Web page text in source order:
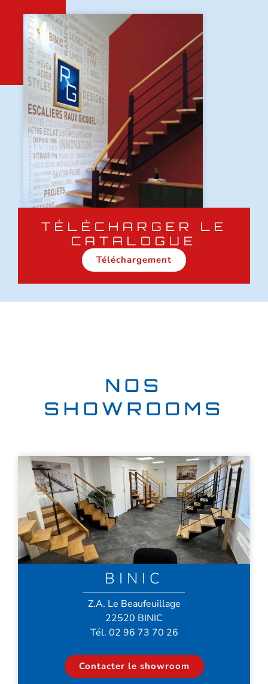
TÉLÉCHARGER LE
CATALOGUE
Téléchargement
NOS
SHOWROOMS
BINIC
Z.A. Le Beaufeuillage
22520 BINIC
Tél. 02 96 73 70 26
Contacter le showroom